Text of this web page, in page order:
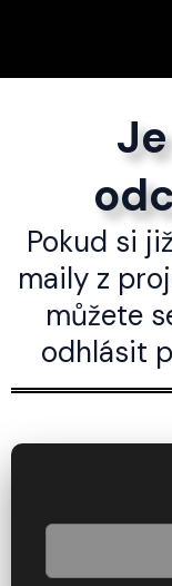
Pokud si
maily z
můžete
odhlásit